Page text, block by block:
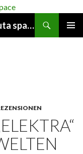
– THAU – electronic music from outa space